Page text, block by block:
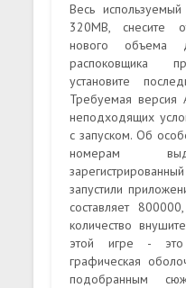
Весь
320MB, снесите
нового объема
распоковщика
установите
Требуемая
неподходящих
с запуском. Об
номерам
запустили
составляет
количество
этой игре - это
графическая
подобранным